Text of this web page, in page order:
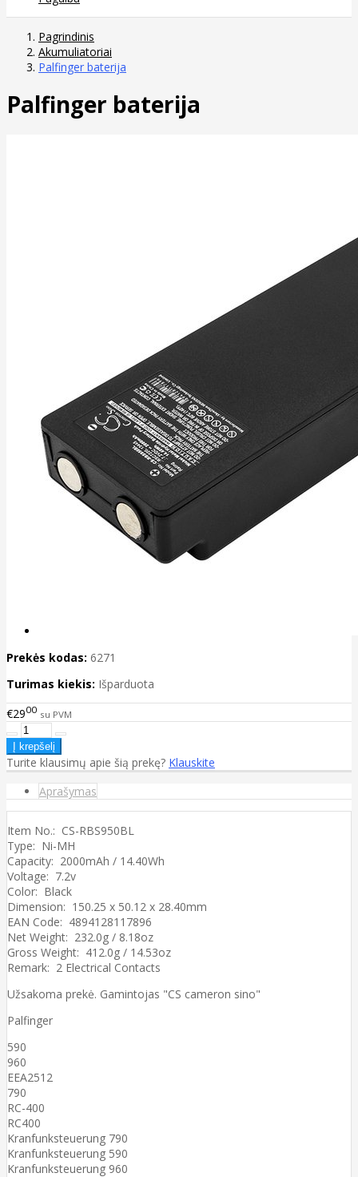
Pagrindinis
Akumuliatoriai
Palfinger baterija
Palfinger baterija
Prekės kodas: 6271
Turimas kiekis: Išparduota
€2900 su PVM
Turite klausimų apie šią prekę? Klauskite
Aprašymas
Item No.: CS-RBS950BL
Type: Ni-MH
Capacity: 2000mAh / 14.40Wh
Voltage: 7.2v
Color: Black
Dimension: 150.25 x 50.12 x 28.40mm
EAN Code: 4894128117896
Net Weight: 232.0g / 8.18oz
Gross Weight: 412.0g / 14.53oz
Remark: 2 Electrical Contacts
Užsakoma prekė. Gamintojas "CS cameron sino"
Palfinger
590
960
EEA2512
790
RC-400
RC400
Kranfunksteuerung 790
Kranfunksteuerung 590
Kranfunksteuerung 960